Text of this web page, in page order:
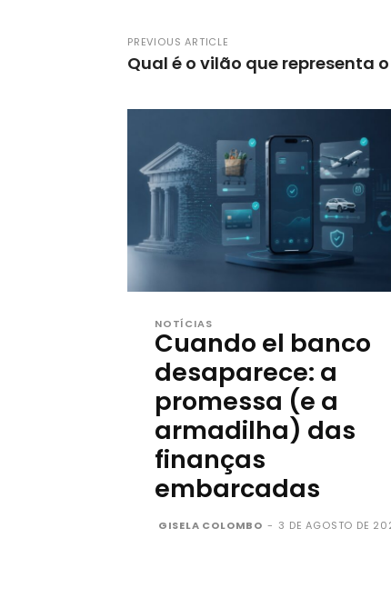
PREVIOUS ARTICLE
Qual é o vilão que representa
NOTÍCIAS
Cuando el banco
desaparece: a
promessa (e a
armadilha) das
finanças
embarcadas
GISELA COLOMBO - 3 DE AGOSTO DE